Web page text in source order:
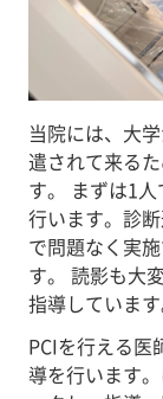
当院には、大
遣されて来る
す。 まずは1
行います。診
で問題なく実
す。 読影も大
指導しています
PCIを行える医
導を行います